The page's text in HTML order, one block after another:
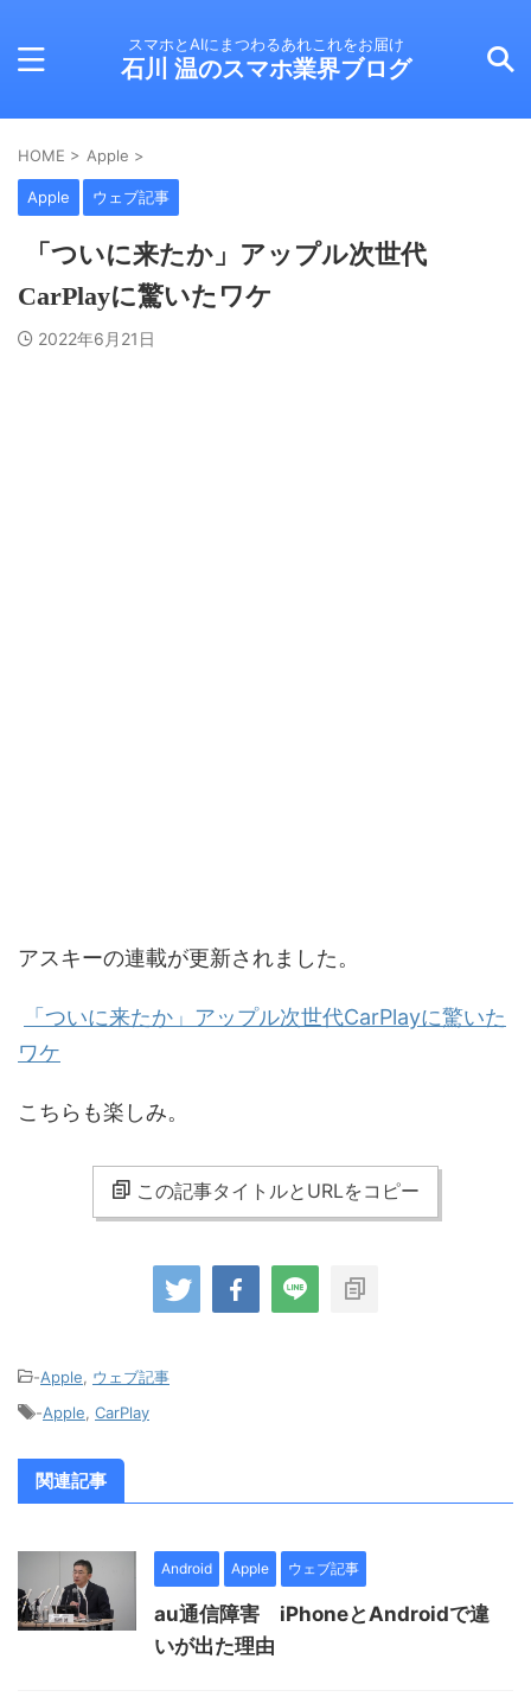
スマホとAIにまつわるあれこれをお届け
石川 温のスマホ業界ブログ
HOME > Apple >
Apple ウェブ記事
「ついに来たか」アップル次世代
CarPlayに驚いたワケ
2022年6月21日
アスキーの連載が更新されました。
「ついに来たか」アップル次世代CarPlayに驚いた
ワケ
こちらも楽しみ。
この記事タイトルとURLをコピー
-Apple
ウェブ記事
-Apple CarPlay
関連記事
Android Apple ウェブ記事
au通信障害 iPhoneとAndroidで違
いが出た理由